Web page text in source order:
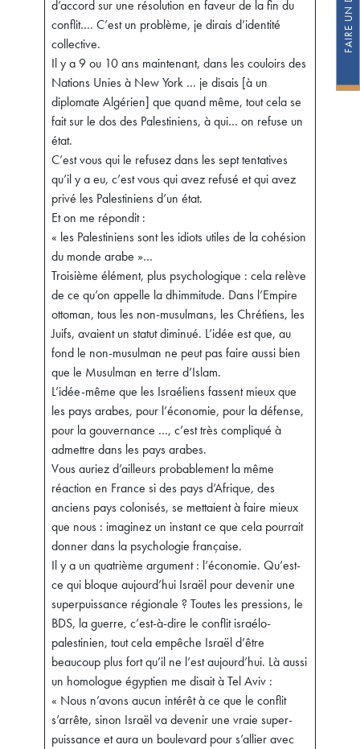
d’accord sur une résolution en faveur de la fin du
conflit…. C’est un problème, je dirais d’identité
collective.
Il y a 9 ou 10 ans maintenant, dans les couloirs des
Nations Unies à New York … je disais [à un
diplomate Algérien] que quand même, tout cela se
fait sur le dos des Palestiniens, à qui… on refuse un
état.
C’est vous qui le refusez dans les sept tentatives
qu’il y a eu, c’est vous qui avez refusé et qui avez
privé les Palestiniens d’un état.
Et on me répondit :
« les Palestiniens sont les idiots utiles de la cohésion
du monde arabe »…
Troisième élément, plus psychologique : cela relève
de ce qu’on appelle la dhimmitude. Dans l’Empire
ottoman, tous les non-musulmans, les Chrétiens, les
Juifs, avaient un statut diminué. L’idée est que, au
fond le non-musulman ne peut pas faire aussi bien
que le Musulman en terre d’Islam.
L’idée-même que les Israéliens fassent mieux que
les pays arabes, pour l’économie, pour la défense,
pour la gouvernance …, c’est très compliqué à
admettre dans les pays arabes.
Vous auriez d’ailleurs probablement la même
réaction en France si des pays d’Afrique, des
anciens pays colonisés, se mettaient à faire mieux
que nous : imaginez un instant ce que cela pourrait
donner dans la psychologie française.
Il y a un quatrième argument : l’économie. Qu’est-
ce qui bloque aujourd’hui Israël pour devenir une
superpuissance régionale ? Toutes les pressions, le
BDS, la guerre, c’est-à-dire le conflit israélo-
palestinien, tout cela empêche Israël d’être
beaucoup plus fort qu’il ne l’est aujourd’hui. Là aussi
un homologue égyptien me disait à Tel Aviv :
« Nous n’avons aucun intérêt à ce que le conflit
s’arrête, sinon Israël va devenir une vraie super-
puissance et aura un boulevard pour s’allier avec